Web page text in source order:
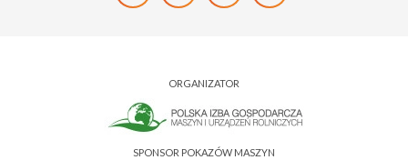
ORGANIZATOR
SPONSOR POKAZÓW MASZYN